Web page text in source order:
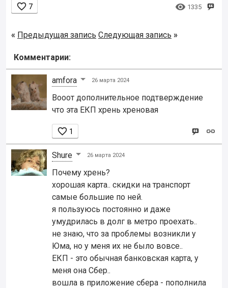
 7  1335
« Предыдущая запись Следующая запись »
Комментарии:
amfora 26 марта 2024
Вооот дополнительное подтверждение
что эта ЕКП хрень хреновая
 1
Shure 26 марта 2024
Почему хрень?
хорошая карта.. скидки на транспорт
самые большие по ней.
я пользуюсь постоянно и даже
умудрилась в долг в метро проехать..
не знаю, что за проблемы возникли у
Юма, но у меня их не было вовсе..
ЕКП - это обычная банковская карта, у
меня она Сбер..
вошла в приложение сбера - пополнила